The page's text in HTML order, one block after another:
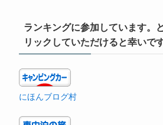
ランキングに参加しています。
リックしていただけると幸いです
にほんブログ村